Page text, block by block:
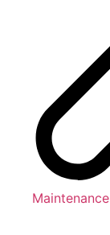
Maintenance